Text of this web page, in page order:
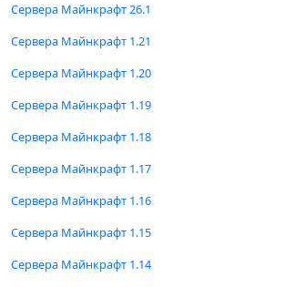
Сервера Майнкрафт 26.1
Сервера Майнкрафт 1.21
Сервера Майнкрафт 1.20
Сервера Майнкрафт 1.19
Сервера Майнкрафт 1.18
Сервера Майнкрафт 1.17
Сервера Майнкрафт 1.16
Сервера Майнкрафт 1.15
Сервера Майнкрафт 1.14